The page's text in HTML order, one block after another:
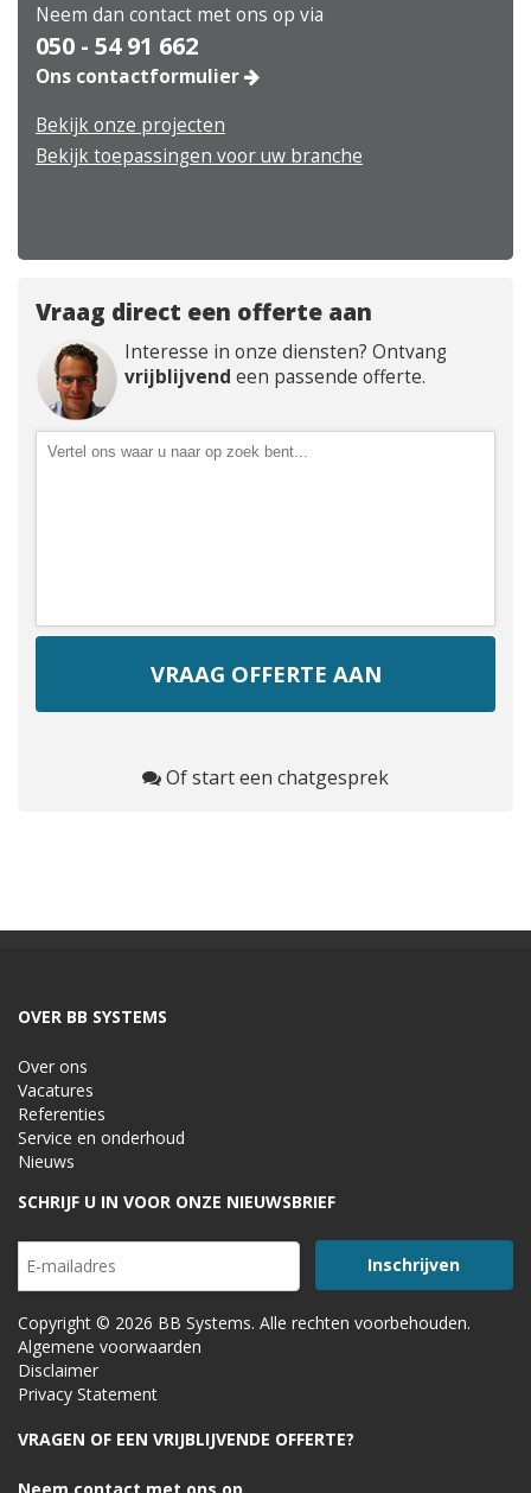
Neem dan contact met ons op via
050 - 54 91 662
Ons contactformulier
Bekijk onze projecten
Bekijk toepassingen voor uw branche
Vraag direct een offerte aan
Interesse in onze diensten? Ontvang
vrijblijvend een passende offerte.
Of start een chatgesprek
OVER BB SYSTEMS
Over ons
Vacatures
Referenties
Service en onderhoud
Nieuws
SCHRIJF U IN VOOR ONZE NIEUWSBRIEF
Copyright © 2026 BB Systems. Alle rechten voorbehouden.
Algemene voorwaarden
Disclaimer
Privacy Statement
VRAGEN OF EEN VRIJBLIJVENDE OFFERTE?